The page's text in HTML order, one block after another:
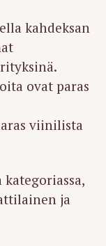
kahdeksan
ovat paras
viinilista
kategoriassa,
ja